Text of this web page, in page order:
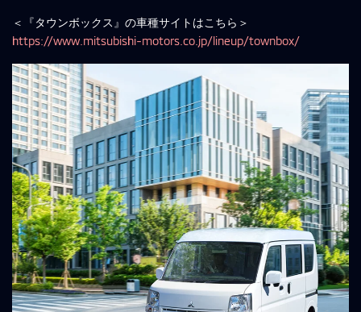
＜『タウンボックス』の車種サイトはこちら＞
https://www.mitsubishi-motors.co.jp/lineup/townbox/